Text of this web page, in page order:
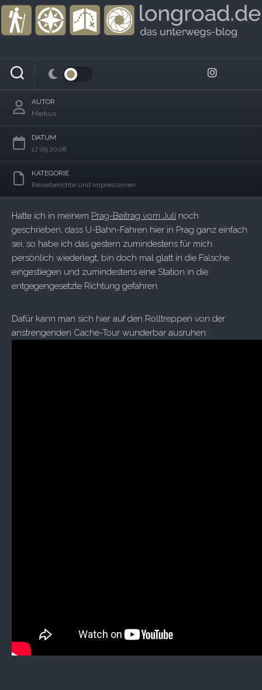
Skip
content
U-Bahn in Prag
AUTOR
Markus
DATUM
17.09.2008
KATEGORIE
Reiseberichte und Impressionen
Hatte ich in meinem Prag-Beitrag vom Juli noch
geschrieben, dass U-Bahn-Fahren hier in Prag ganz einfach
sei, so habe ich das gestern zumindestens für mich
persönlich wiederlegt, bin doch mal glatt in die Falsche
eingestiegen und zumindestens eine Station in die
entgegengesetzte Richtung gefahren.
Dafür kann man sich hier auf den Rolltreppen von der
anstrengenden Cache-Tour wunderbar ausruhen: